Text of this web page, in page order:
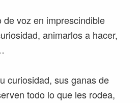
de voz en imprescindible
animarlos a hacer,
curiosidad, sus ganas de
todo lo que les rodea,